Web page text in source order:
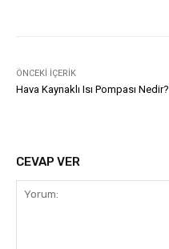
ÖNCEKI İÇERIK
Hava Kaynaklı Isı Pompası Nedir?
CEVAP VER